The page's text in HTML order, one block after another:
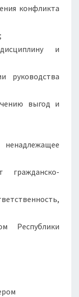
конфликта
и
руководства
выгод и
гражданско-
Республики